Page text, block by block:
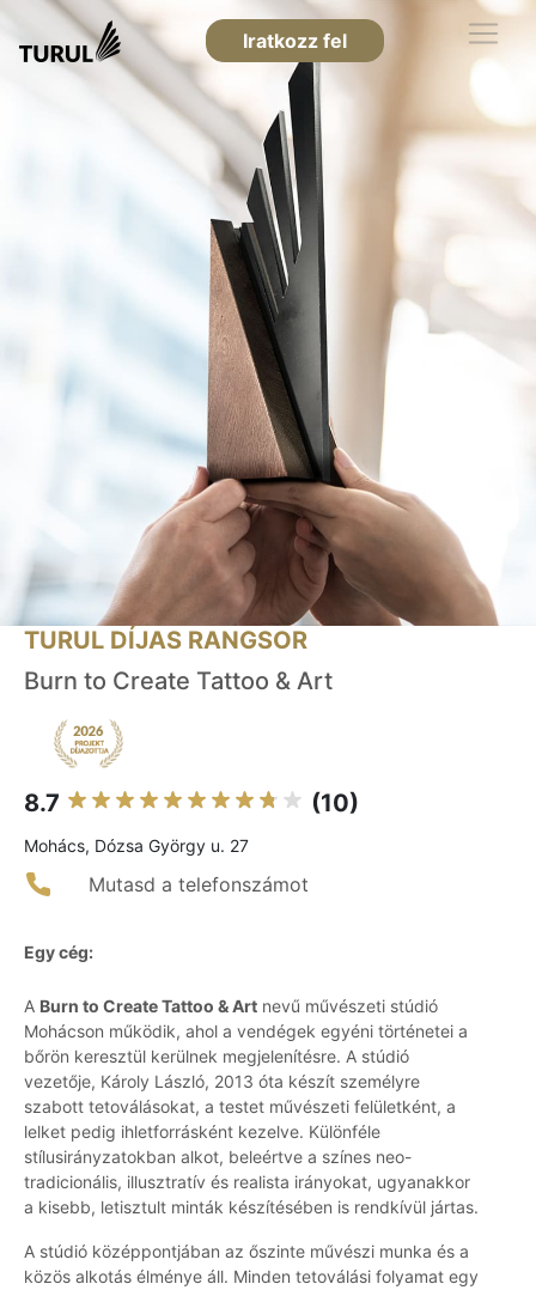
Iratkozz fel
TURUL DÍJAS RANGSOR
Burn to Create Tattoo & Art
8.7 (10)
Mohács, Dózsa György u. 27
Mutasd a telefonszámot
Egy cég:
A Burn to Create Tattoo & Art nevű művészeti stúdió
Mohácson működik, ahol a vendégek egyéni történetei a
bőrön keresztül kerülnek megjelenítésre. A stúdió
vezetője, Károly László, 2013 óta készít személyre
szabott tetoválásokat, a testet művészeti felületként, a
lelket pedig ihletforrásként kezelve. Különféle
stílusirányzatokban alkot, beleértve a színes neo-
tradicionális, illusztratív és realista irányokat, ugyanakkor
a kisebb, letisztult minták készítésében is rendkívül jártas.
A stúdió középpontjában az őszinte művészi munka és a
közös alkotás élménye áll. Minden tetoválási folyamat egy